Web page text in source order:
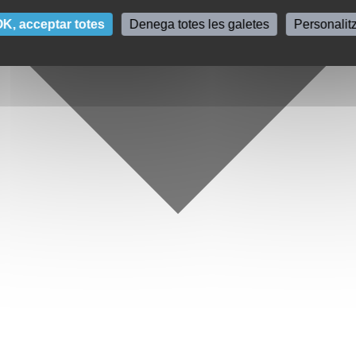
acceptar totes Denega totes les galetes